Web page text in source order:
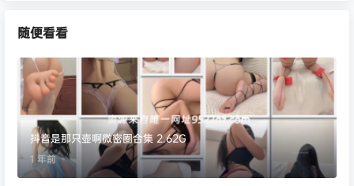
随便看看
抖音是那只壶啊微密圈合集 2.62G
1 年前